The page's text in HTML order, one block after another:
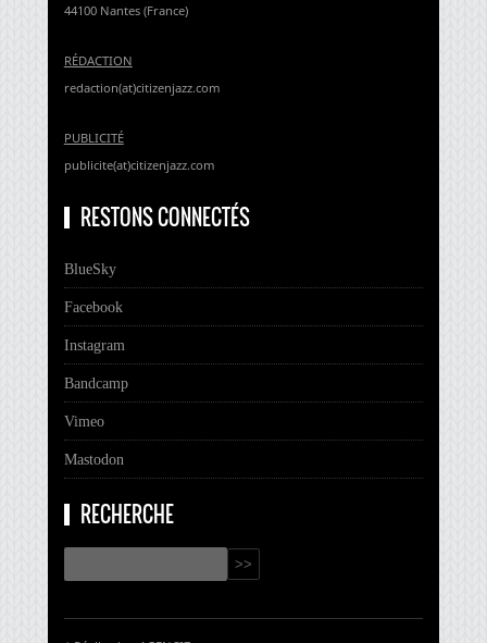
44100 Nantes (France)
RÉDACTION
redaction(at)citizenjazz.com
PUBLICITÉ
publicite(at)citizenjazz.com
RESTONS CONNECTÉS
BlueSky
Facebook
Instagram
Bandcamp
Vimeo
Mastodon
RECHERCHE